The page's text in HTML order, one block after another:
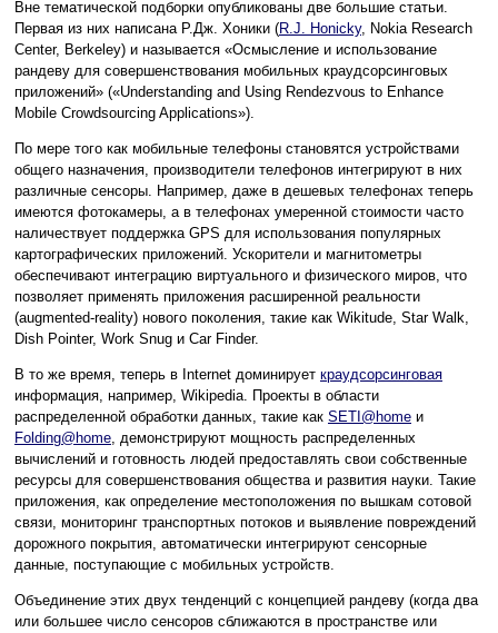
Вне тематической подборки опубликованы две большие статьи.
Первая из них написана Р.Дж. Хоники (R.J. Honicky, Nokia Research
Center, Berkeley) и называется «Осмысление и использование
рандеву для совершенствования мобильных краудсорсинговых
приложений» («Understanding and Using Rendezvous to Enhance
Mobile Crowdsourcing Applications»).
По мере того как мобильные телефоны становятся устройствами
общего назначения, производители телефонов интегрируют в них
различные сенсоры. Например, даже в дешевых телефонах теперь
имеются фотокамеры, а в телефонах умеренной стоимости часто
наличествует поддержка GPS для использования популярных
картографических приложений. Ускорители и магнитометры
обеспечивают интеграцию виртуального и физического миров, что
позволяет применять приложения расширенной реальности
(augmented-reality) нового поколения, такие как Wikitude, Star Walk,
Dish Pointer, Work Snug и Car Finder.
В то же время, теперь в Internet доминирует краудсорсинговая
информация, например, Wikipedia. Проекты в области
распределенной обработки данных, такие как SETI@home и
Folding@home, демонстрируют мощность распределенных
вычислений и готовность людей предоставлять свои собственные
ресурсы для совершенствования общества и развития науки. Такие
приложения, как определение местоположения по вышкам сотовой
связи, мониторинг транспортных потоков и выявление повреждений
дорожного покрытия, автоматически интегрируют сенсорные
данные, поступающие с мобильных устройств.
Объединение этих двух тенденций с концепцией рандеву (когда два
или большее число сенсоров сближаются в пространстве или